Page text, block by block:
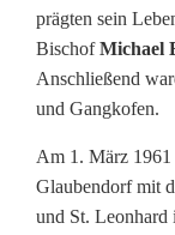
s
e
i
n
e
prägten sein
BischofMichael
Anschließend
und Gangkofen.
Am 1. März 1961
Glaubendorf mit
und St.